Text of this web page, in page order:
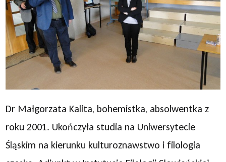
Dr Małgorzata Kalita, bohemistka, absolwentka z
roku 2001. Ukończyła studia na Uniwersytecie
Śląskim na kierunku kulturoznawstwo i filologia